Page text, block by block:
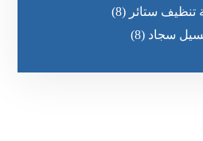
ستائر (8)
سجاد (8)